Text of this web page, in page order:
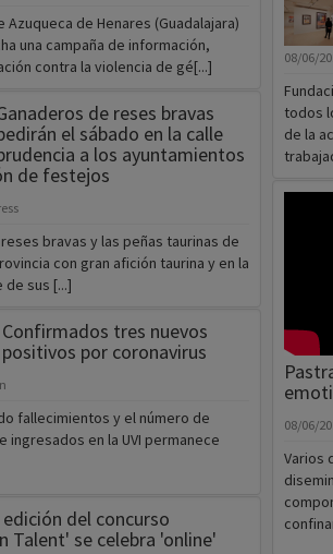
Azuqueca de Henares (Guadalajara)
una campaña de información,
contra la violencia de gé[...]
de reses bravas
el sábado en la calle
a los ayuntamientos
de festejos
bravas y las peñas taurinas de
con gran afición taurina y en la
de sus [...]
Confirmados tres nuevos
positivos por coronavirus
fallecimientos y el número de
ingresados en la UVI permanece
edición del concurso
Talent' se celebra 'online'
08/06/
todos
de la
08/06/
Varios